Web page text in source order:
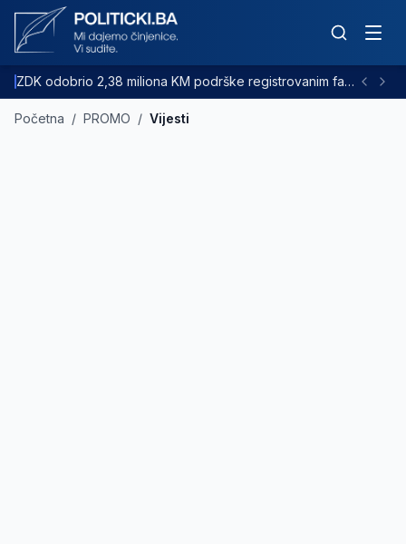
ZDK odobrio 2,38 miliona KM podrške registrovanim farmama goveda
Početna / PROMO / Vijesti